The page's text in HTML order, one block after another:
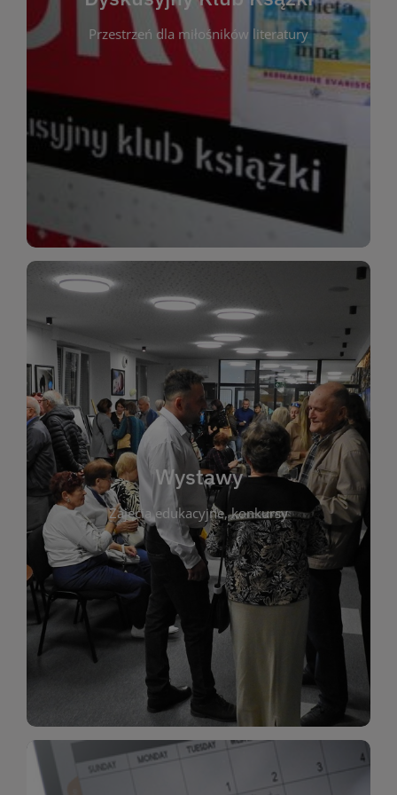
Przestrzeń dla miłośników literatury
Dyskusyjny Klub Ksążki
Dyskusyjny Klub Książki to przestrzeń dla
miłośników literatury, którzy lubią dzielić się
opiniami i emocjami po lekturze. Spotykamy się
regularnie, by rozmawiać o wybranych tytułach z
różnych gatunków literackich. Każde spotkanie to
okazja do inspirującej dyskusji, wymiany
Wystawy
Zajęcia edukacyjne, konkursy
Wystawy
Biblioteka organizuje prezentujące zarówno
sztukę lokalnych twórców, jak i zbiory tematyczne.
W tej sekcji znajdziesz informacje o aktualnych
ekspozycjach oraz archiwum wystaw z
poprzednich lat. Prezentowane prace obejmują
malarstwo, fotografię, rękodzieło i inne formy
artystyczne. Każda wystawa to wyjątkowa okazja
do kontaktu z kulturą i sztuką w przestrzeni
biblioteki. Serdecznie zapraszamy wszystkich
miłośników estetycznych doznań!
WIĘCEJ